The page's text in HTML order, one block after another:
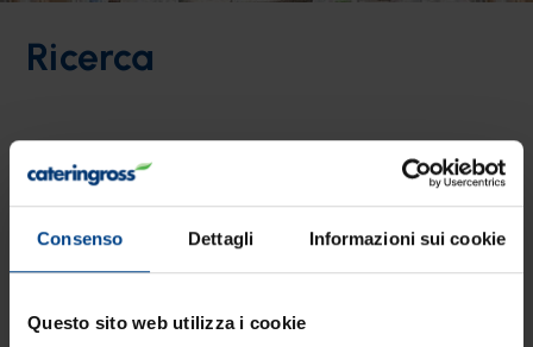
Consenso Dettagli Informazioni sui cookie
Questo sito web utilizza i cookie
Ricerca